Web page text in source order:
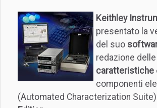
Keithley
presentato la
del suo
redazione delle
caratteristiche
componenti
(Automated Characterization Suite)